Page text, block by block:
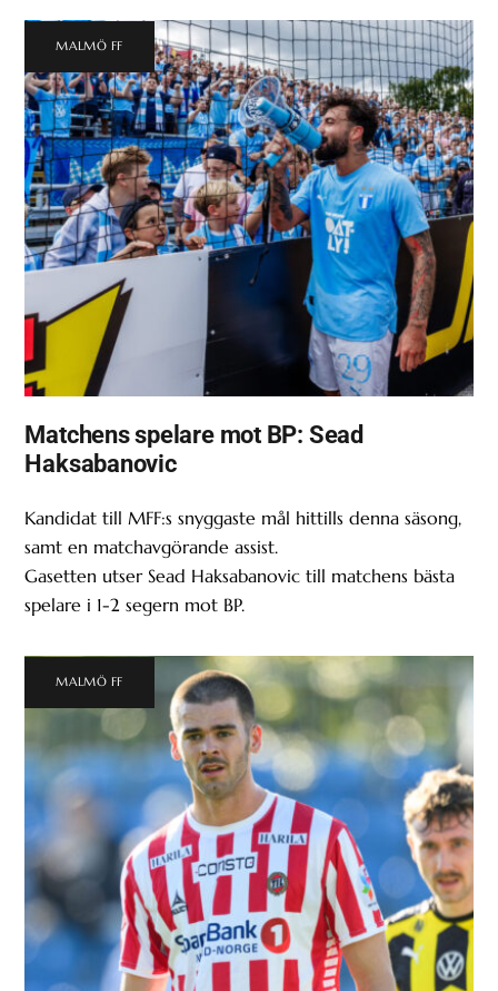
MALMÖ FF
Matchens spelare mot BP: Sead
Haksabanovic
Kandidat till MFF:s snyggaste mål hittills denna säsong,
samt en matchavgörande assist.
Gasetten utser Sead Haksabanovic till matchens bästa
spelare i 1-2 segern mot BP.
MALMÖ FF